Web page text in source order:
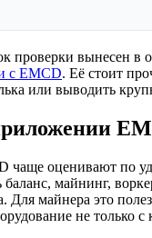
проверки вынесен в
с EMCD. Её стоит
или выводить
чаще оценивают по
баланс, майнинг,
Для майнера это
не только с